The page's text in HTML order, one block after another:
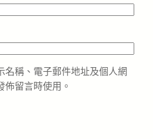
名稱、電子郵件地址及個人網
佈留言時使用。